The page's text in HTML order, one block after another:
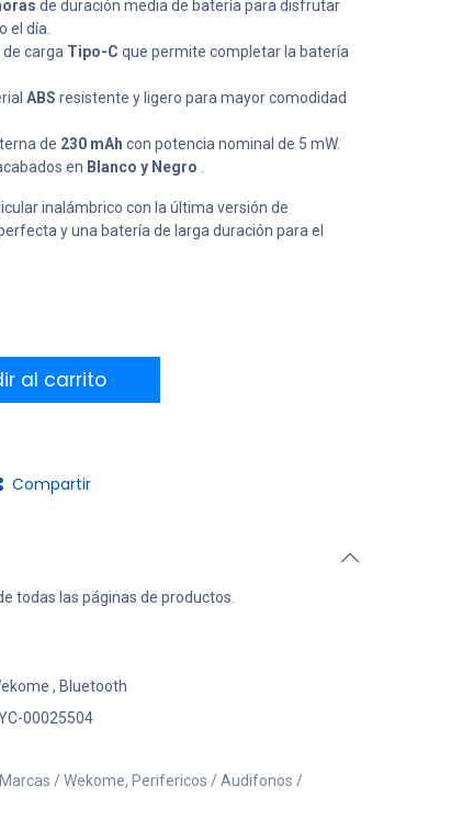
de duración media de batería para disfrutar
el día.
de carga Tipo-C que permite completar la batería
ABS resistente y ligero para mayor comodidad
de 230 mAh con potencia nominal de 5 mW.
en Blanco y Negro
inalámbrico con la última versión de
y una batería de larga duración para el
al carrito
Compartir
todas las páginas de productos.
, Bluetooth
00025504
Marcas / Wekome, Perifericos / Audifonos /